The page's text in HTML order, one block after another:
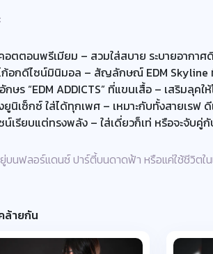
อตตอนพรีเมียม – สวมใส่สบาย ระบายอากาศ
ก้อกดีไซน์มินิมอล – สัญลักษณ์ EDM Skyline
กษร “EDM ADDICTS” ที่แขนเสื้อ – เสริมลุค
ยูนิเซ็กซ์ ใส่ได้ทุกเพศ – เหมาะกับทั้งสายเรฟ
น์เรียบแต่ทรงพลัง – ใส่เดี่ยวก็เท่ หรือจะจับ
ยู่บนฟลอร์แดนซ์ ปาร์ตี้บนดาดฟ้า หรือแค่ใช้ชีวิตใ
ล้ายกัน